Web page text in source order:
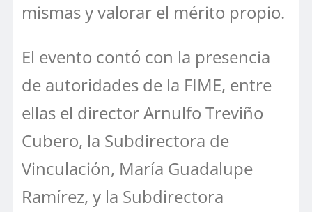
mismas y valorar el mérito propio.
El evento contó con la presencia
de autoridades de la FIME, entre
ellas el director Arnulfo Treviño
Cubero, la Subdirectora de
Vinculación, María Guadalupe
Ramírez, y la Subdirectora